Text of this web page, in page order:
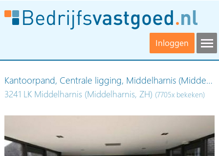
Inloggen
Kantoorpand, Centrale ligging, Middelharnis (Midde…
3241 LK Middelharnis (Middelharnis, ZH) (7705x bekeken)